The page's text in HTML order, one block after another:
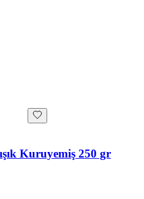
Kuruyemiş 250 gr